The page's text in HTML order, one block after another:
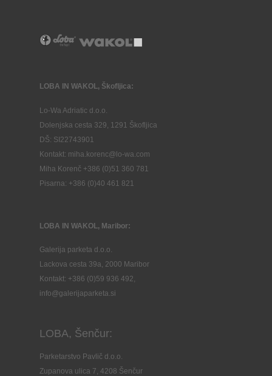
LOBA IN WAKOL, Škofljica:
Lo-Wa Adriatic d.o.o.
Dolenjska cesta 329, 1291 Škofljica
DŠ: SI22743901
Kontakt: miha.korenc@lo-wa.com
Miha Korenč +386 (0)51 360 781
Pisarna: +386 (0)40 461 821
LOBA IN WAKOL, Maribor:
Galerija parketa d.o.o.
Lackova cesta 39a, 2000 Maribor
Kontakt: +386 (0)59 936 492,
info@galerijaparketa.si
LOBA, Šenčur:
Parketarstvo Pavlič d.o.o.
Zupanova ulica 7, 4208 Šenčur